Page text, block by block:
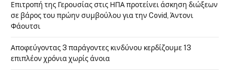
Επιτροπή της Γερουσίας στις ΗΠΑ προτείνει άσκηση διώξεων
σε βάρος του πρώην συμβούλου για την Covid, Άντονι
Φάουτσι
Αποφεύγοντας 3 παράγοντες κινδύνου κερδίζουμε 13
επιπλέον χρόνια χωρίς άνοια